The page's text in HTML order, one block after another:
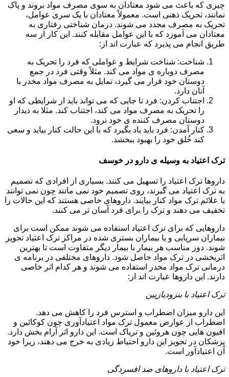
چیزی که باعث می شود معتادان به سوی مصرف مواد بروند و پاک
نمانند، تحریک ذهنی است. معمولاً معتادان با یک سری عوامل،
تحریک به مصرف مجدد می شوند. درمان شناختی رفتاری به
معتادان می آموزد که با این عوامل مقابله کنند. این کار از سه
طریق انجام می پذیرد که عبارت اند از:
شناخت: شناخت شرایط و عواملی که فرد را تحریک به
مصرف دوباره ی مواد می کند. مثلاً وقتی فرد در جمع
دوستان خود قرار می گیرد، تمایل به مصرف مواد مخدر با
آنان دارد.
اجتناب کردن: فرد تا جایی که می تواند باید از شرایطی که او
را تحریک به مصرف مواد می کند، اجتناب کند. مثلا به دیدار
دوستان مصرف کننده ی خود نرود.
کنار آمدن: فرد باید یاد بگیرد که با این حالت کنار بیاید و سعی
کند خُلق خود را بهبود ببخشد.
ترک اعتیاد به وسیله ی دارو در خوسف
داروها ترک اعتیاد را تسهیل می کنند. بسیاری از افرادی که تصمیم
به ترک اعتیاد می گیرند، روی تصمیم خود نمی مانند چون نمی توانند
با علائم ترک مواد کنار بیایند. داروهای خاصی هستند که این حالات را
تخفیف می دهند و ترک را برای فرد آسان تر می کنند.
داروهایی که برای ترک اعتیاد استفاده می شوند ممکن است برای
بیماران سرپایی و یا بیماران بستری شده در مراکز ترک اعتیاد تجویز
شوند. دوز مناسب هر بیمار با بیمار دیگر متفاوت است تا بهترین
اثربخشی در ترک مواد حاصل شود. داروهای مختلفی در برنامه ی
درمانی ترک مواد مخدر استفاده می شوند و هر کدام اثر خاصی
دارند. این داروها عبارت اند از:
ترک اعتیاد با بنزودیازپین
این دارو میزان اضطراب و استرس فرد را کاهش می دهد.
اضطراب از عوارض معمول ترک مواد اعتیادآوری چون کوکائین و
افیون هایی چون هروئین و تریاک است. این دارو اثر آرام بخش دارد.
پزشکان در تجویز این دارو احتیاط زیادی به خرج می دهند، زیرا خود
آن اعتیادآور است.
ترک اعتیاد با داروهای ضد افسردگی